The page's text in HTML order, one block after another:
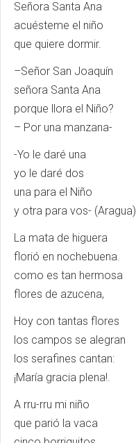
Señora Santa Ana
acuésteme el niño
que quiere dormir.
–Señor San Joaquín
señora Santa Ana
porque llora el Niño?
– Por una manzana-
-Yo le daré una
yo le daré dos
una para el Niño
y otra para vos- (Aragua)
La mata de higuera
florió en nochebuena.
como es tan hermosa
flores de azucena,
Hoy con tantas flores
los campos se alegran
los serafines cantan:
¡María gracia plena!.
A rru-rru mi niño
que parió la vaca